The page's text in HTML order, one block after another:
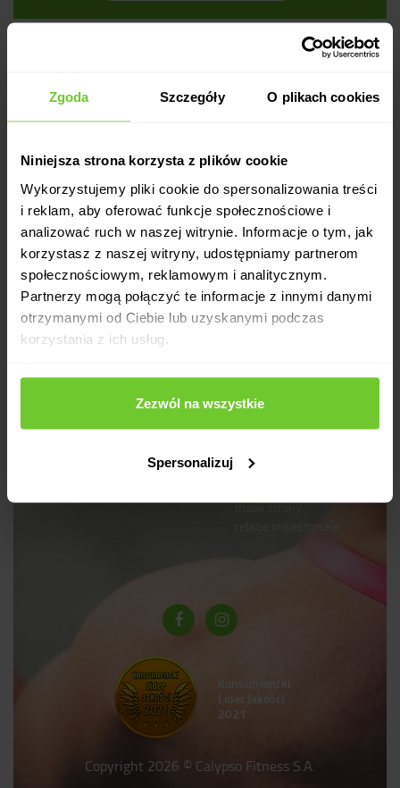
Zgoda Szczegóły O plikach cookies
Niniejsza strona korzysta z plików cookie
Wykorzystujemy pliki cookie do spersonalizowania treści
i reklam, aby oferować funkcje społecznościowe i
analizować ruch w naszej witrynie. Informacje o tym, jak
korzystasz z naszej witryny, udostępniamy partnerom
społecznościowym, reklamowym i analitycznym.
Partnerzy mogą połączyć te informacje z innymi danymi
otrzymanymi od Ciebie lub uzyskanymi podczas
korzystania z ich usług.
Zezwól na wszystkie
Spersonalizuj
Dla odmiany
KUP KARNET ONLINE
wyszukaj zajęcia
cennik
dla firm
aktualności
kariera
polityka prywatności
mapa strony
Konsumencki
Lider Jakości
2021
Copyright 2026 © Calypso Fitness S.A.